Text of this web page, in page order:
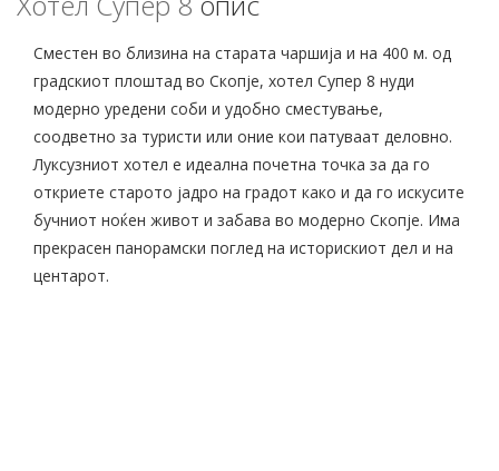
Сместен во близина на старата чаршија и на 400 м. од
градскиот плоштад во Скопје, хотел Супер 8 нуди
модерно уредени соби и удобно сместување,
соодветно за туристи или оние кои патуваат деловно.
Луксузниот хотел е идеална почетна точка за да го
откриете старото јадро на градот како и да го искусите
бучниот ноќен живот и забава во модерно Скопје. Има
прекрасен панорамски поглед на историскиот дел и на
центарот.